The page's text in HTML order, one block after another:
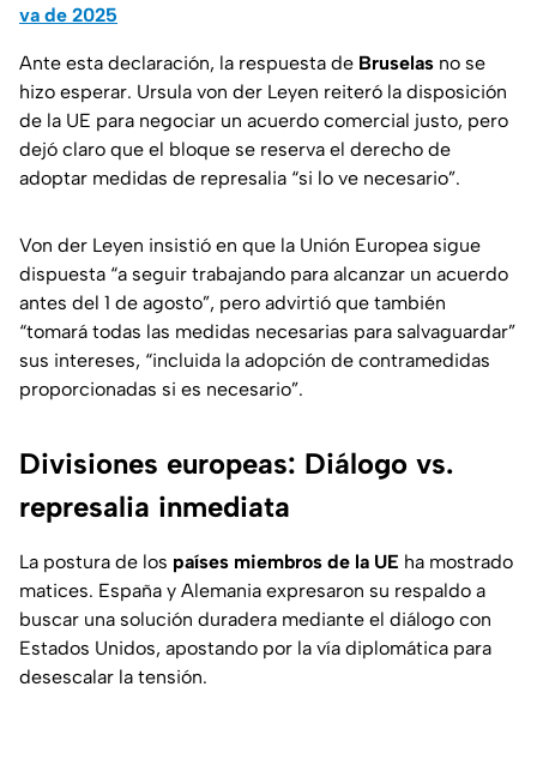
va de 2025
Ante esta declaración, la respuesta de Bruselas no se
hizo esperar. Ursula von der Leyen reiteró la disposición
de la UE para negociar un acuerdo comercial justo, pero
dejó claro que el bloque se reserva el derecho de
adoptar medidas de represalia “si lo ve necesario”.
Von der Leyen insistió en que la Unión Europea sigue
dispuesta “a seguir trabajando para alcanzar un acuerdo
antes del 1 de agosto”, pero advirtió que también
“tomará todas las medidas necesarias para salvaguardar”
sus intereses, “incluida la adopción de contramedidas
proporcionadas si es necesario”.
Divisiones europeas: Diálogo vs.
represalia inmediata
La postura de los países miembros de la UE ha mostrado
matices. España y Alemania expresaron su respaldo a
buscar una solución duradera mediante el diálogo con
Estados Unidos, apostando por la vía diplomática para
desescalar la tensión.